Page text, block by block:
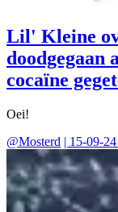
Lil' Kleine
doodgegaan
cocaïne
Oei!
@Mosterd | 15-09-